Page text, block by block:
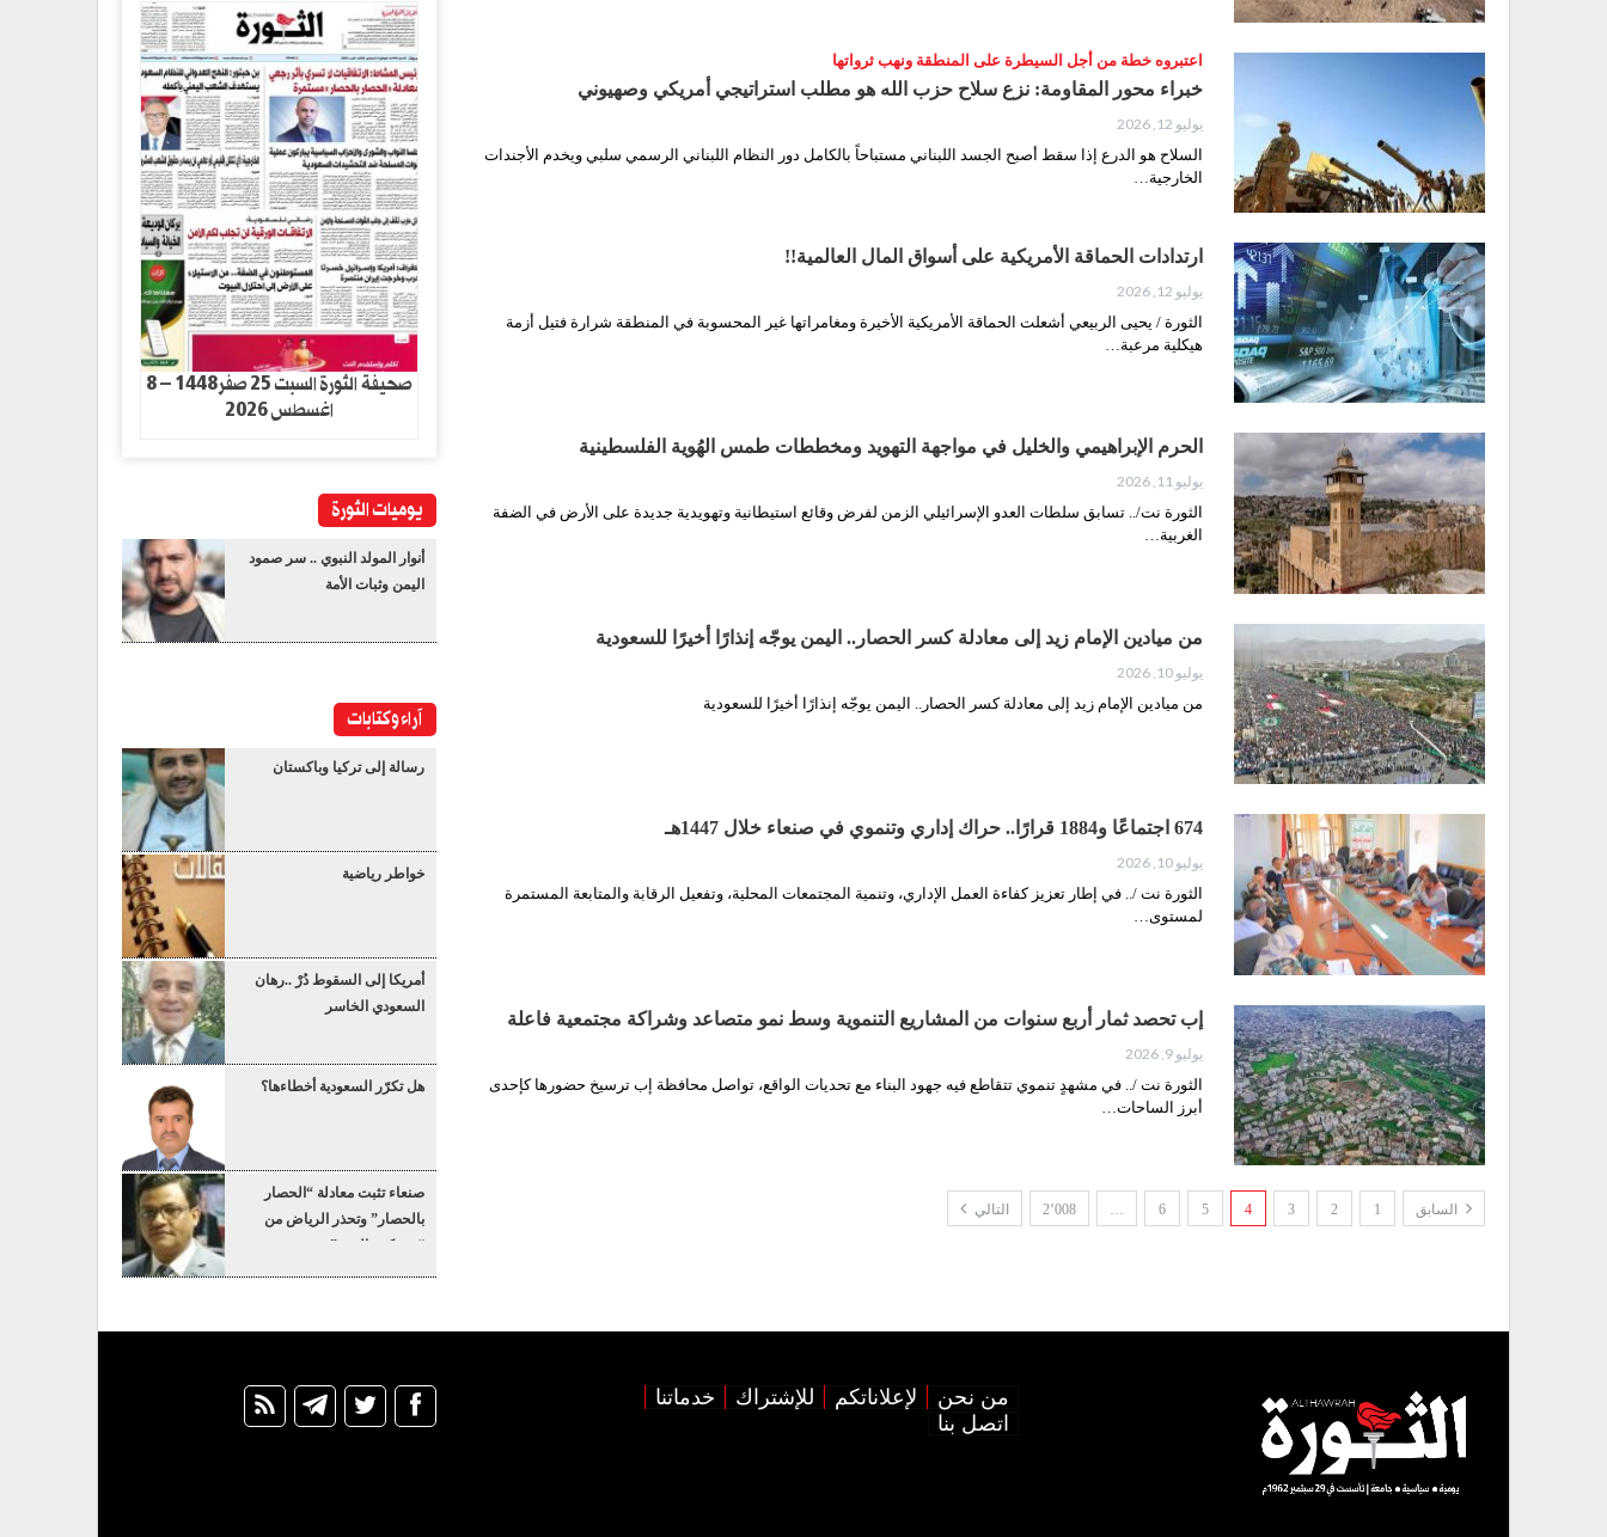
اعتبروه خطة من أجل السيطرة على المنطقة ونهب ثرواتها
خبراء محور المقاومة: نزع سلاح حزب الله هو مطلب استراتيجي أمريكي وصهيوني
يوليو 12, 2026
السلاح هو الدرع إذا سقط أصبح الجسد اللبناني مستباحاً بالكامل دور النظام اللبناني الرسمي سلبي ويخدم الأجندات
الخارجية…
ارتدادات الحماقة الأمريكية على أسواق المال العالمية!!
يوليو 12, 2026
الثورة / يحيى الربيعي أشعلت الحماقة الأمريكية الأخيرة ومغامراتها غير المحسوبة في المنطقة شرارة فتيل أزمة
هيكلية مرعبة…
الحرم الإبراهيمي والخليل في مواجهة التهويد ومخططات طمس الهُوية الفلسطينية
يوليو 11, 2026
الثورة نت/.. تسابق سلطات العدو الإسرائيلي الزمن لفرض وقائع استيطانية وتهويدية جديدة على الأرض في الضفة
الغربية…
من ميادين الإمام زيد إلى معادلة كسر الحصار.. اليمن يوجّه إنذارًا أخيرًا للسعودية
يوليو 10, 2026
من ميادين الإمام زيد إلى معادلة كسر الحصار.. اليمن يوجّه إنذارًا أخيرًا للسعودية
674 اجتماعًا و1884 قرارًا.. حراك إداري وتنموي في صنعاء خلال 1447هـ
يوليو 10, 2026
الثورة نت /.. في إطار تعزيز كفاءة العمل الإداري، وتنمية المجتمعات المحلية، وتفعيل الرقابة والمتابعة المستمرة
لمستوى…
إب تحصد ثمار أربع سنوات من المشاريع التنموية وسط نمو متصاعد وشراكة مجتمعية فاعلة
يوليو 9, 2026
الثورة نت /.. في مشهدٍ تنموي تتقاطع فيه جهود البناء مع تحديات الواقع، تواصل محافظة إب ترسيخ حضورها كإحدى
أبرز الساحات…
السابق 1
2
3
4
5
6
… 2٬008 التالي
صحيفة الثورة السبت 25 صفر1448 – 8
اغسطس 2026
يوميات الثورة
أنوار المولد النبوي .. سر صمود
اليمن وثبات الأمة
آراء وكتابات
رسالة إلى تركيا وباكستان
خواطر رياضية
أمريكا إلى السقوط دُرْ ..رهان
السعودي الخاسر
هل تكرّر السعودية أخطاءها؟
صنعاء تثبت معادلة “الحصار
بالحصار” وتحذر الرياض من
“عسكرة البحر”
من نحن لإعلاناتكم للإشتراك
خدماتنا
اتصل بنا